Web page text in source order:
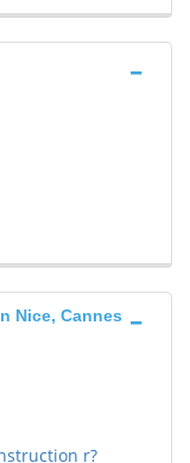
Nice, Cannes
r?